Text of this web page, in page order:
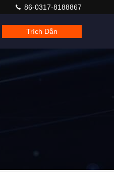
86-0317-8188867
Trích Dẫn